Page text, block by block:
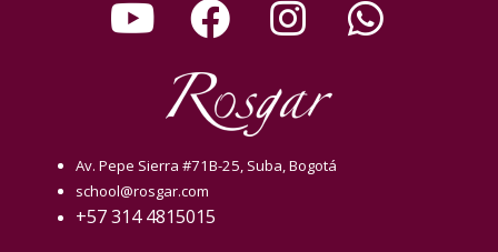
Av. Pepe Sierra #71B-25, Suba, Bogotá
school@rosgar.com
+57 314 4815015